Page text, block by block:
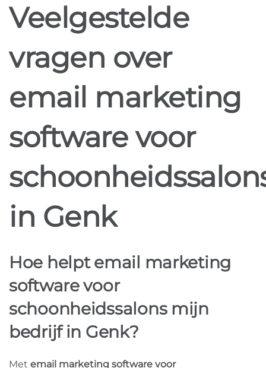
Veelgestelde
vragen over
email marketing
software voor
in Genk
Hoe helpt email marketing
software voor
schoonheidssalons mijn
bedrijf in Genk?
Met email marketing software voor